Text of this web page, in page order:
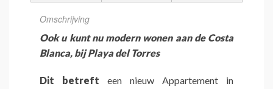
Omschrijving
Ook u kunt nu modern wonen aan de Costa
Blanca, bij Playa del Torres
Dit betreft een nieuw Appartement in